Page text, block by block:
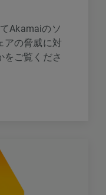
Akamaiのソ
アの脅威に対
をご覧くださ